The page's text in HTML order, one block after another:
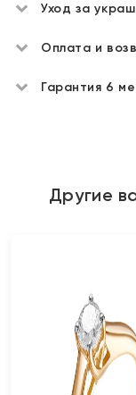
Уход за
Оплата и
Гарантия 6
Другие